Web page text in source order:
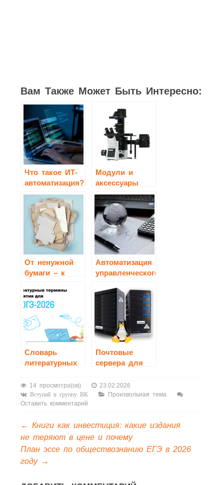
Вам Также Может Быть Интересно:
Что такое ИТ-
автоматизация?
Модули и
аксессуары
для
расширения
возможностей
Olympus IX73
От ненужной
бумаги – к
зачем сдавать
макулатуру
Автоматизация
управленческого
эффективности
и прозрачности
Словарь
литературных
понятий из
кодификатора
ОГЭ 2026
Почтовые
сервера для
14 просмотра(ов) 23.02.2026
Вступай в группу ВК
Произвольная тема
Оставить комментарий
← Книги как инвестиция: какие издания
не теряют в цене и почему
План эссе по обществознанию ЕГЭ в 2026
году →